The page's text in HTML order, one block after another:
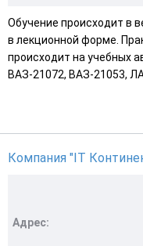
Обучение происходит в
в лекционной форме.
происходит на учебных
ВАЗ-21072, ВАЗ-21053,
Компания "IT
Адрес: